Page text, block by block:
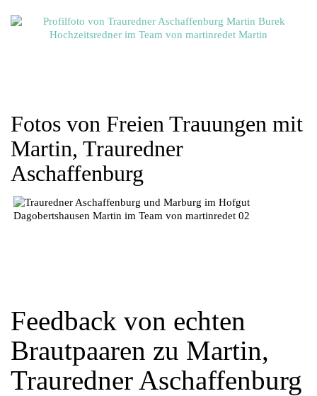
Fotos von Freien Trauungen mit
Martin, Trauredner
Aschaffenburg
Feedback von echten
Brautpaaren zu Martin,
Trauredner Aschaffenburg